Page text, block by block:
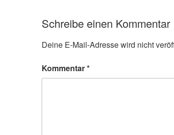
Schreibe einen Kommentar
Deine E-Mail-Adresse wird nicht
Kommentar*